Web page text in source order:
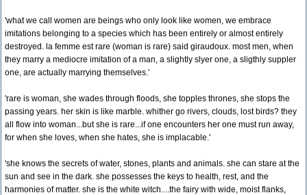
'what we call women are beings who only look like women, we embrace
imitations belonging to a species which has been entirely or almost entirely
destroyed. la femme est rare (woman is rare) said giraudoux. most men, when
they marry a mediocre imitation of a man, a slightly slyer one, a sligthly suppler
one, are actually marrying themselves.'
'rare is woman, she wades through floods, she topples thrones, she stops the
passing years. her skin is like marble. whither go rivers, clouds, lost birds? they
all flow into woman...but she is rare...if one encounters her one must run away,
for when she loves, when she hates, she is implacable.'
'she knows the secrets of water, stones, plants and animals. she can stare at the
sun and see in the dark. she possesses the keys to health, rest, and the
harmonies of matter. she is the white witch....the fairy with wide, moist flanks,